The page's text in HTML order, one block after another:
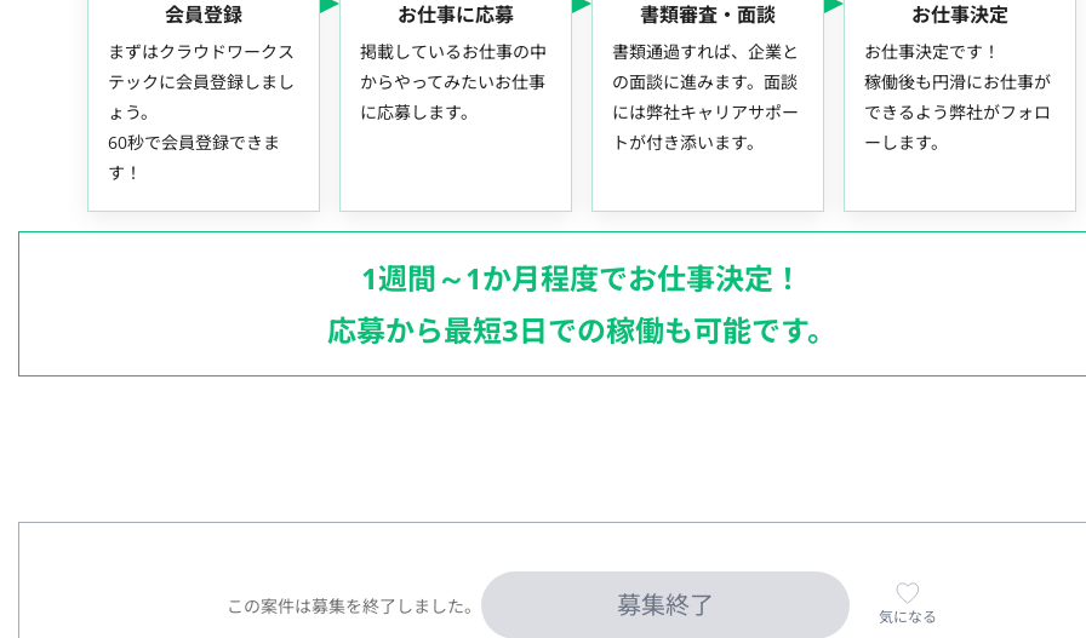
会員登録
まずはクラウドワークス
テックに会員登録しまし
ょう。
60秒で会員登録できま
す！
お仕事に応募
掲載しているお仕事の中
からやってみたいお仕事
に応募します。
書類審査・面談
書類通過すれば、企業と
の面談に進みます。面談
には弊社キャリアサポー
トが付き添います。
お仕事決定
お仕事決定です！
稼働後も円滑にお仕事が
できるよう弊社がフォロ
ーします。
1週間～1か月程度でお仕事決定！
応募から最短3日での稼働も可能です。
この案件は募集を終了しました。 募集終了 気になる